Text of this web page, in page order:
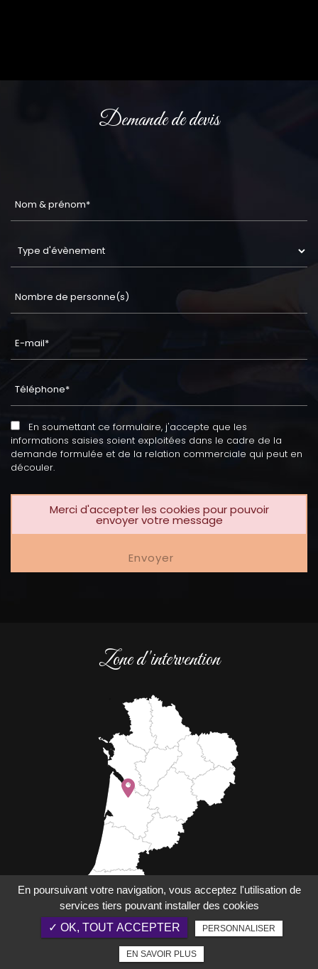
Zone d'intervention
Jean Baptiste Seguin
33290 Parempuyre
Demande de devis
En soumettant ce formulaire, j'accepte que les
informations saisies soient exploitées dans le cadre de la
demande formulée et de la relation commerciale qui peut en
découler.
Merci d'accepter les cookies pour pouvoir
envoyer votre message
En poursuivant votre navigation, vous acceptez l'utilisation de
services tiers pouvant installer des cookies
✓ OK, TOUT ACCEPTER
PERSONNALISER
EN SAVOIR PLUS